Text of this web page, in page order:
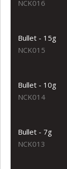
NCK016
Bullet - 15g
NCK015
Bullet - 10g
NCK014
Bullet - 7g
NCK013